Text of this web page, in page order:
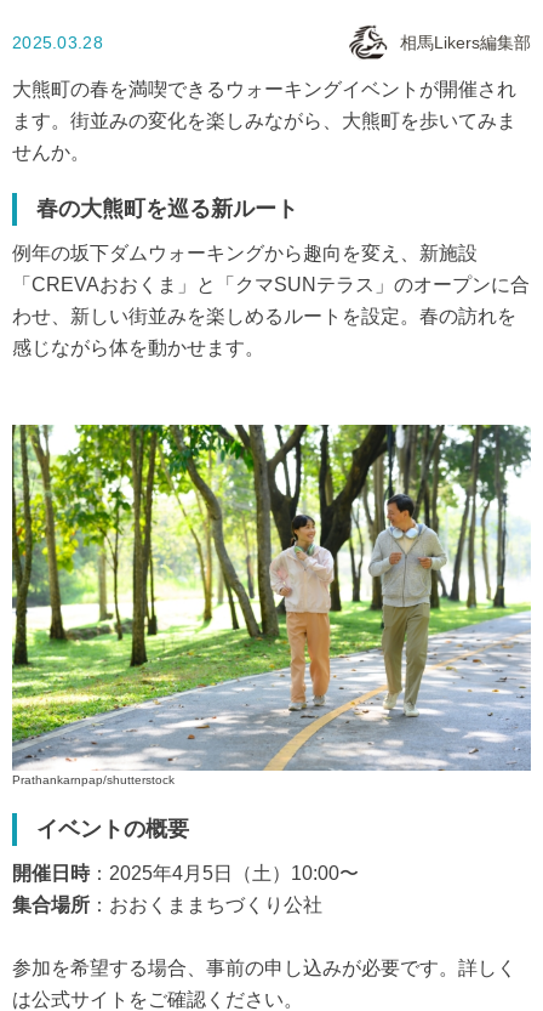
2025.03.28 相馬Likers編集部
大熊町の春を満喫できるウォーキングイベントが開催され
ます。街並みの変化を楽しみながら、大熊町を歩いてみま
せんか。
春の大熊町 を巡る新ルート
例年の坂下ダムウォーキングから趣向を変え、新施設
「CREVAおおくま」と「クマSUNテラス」のオープンに合
わせ、新しい街並みを楽しめるルートを設定。春の訪れを
感じながら体を動かせます。
Prathankarnpap/shutterstock
イベントの概要
開催日時：2025年4月5日（土）10:00〜
集合場所 ：おおくままちづくり公社
参加を希望する場合、事前の申し込みが必要です。詳しく
は公式サイトをご確認ください。